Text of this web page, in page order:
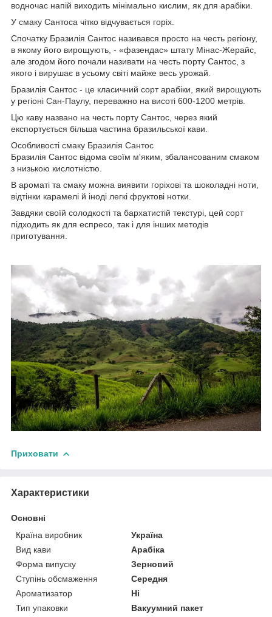
водночас напій виходить мінімально кислим, як для арабіки.
У смаку Сантоса чітко відчувається горіх.
Спочатку Бразилія Сантос називався просто на честь регіону,
в якому його вирощують, - «фазендас» штату Мінас-Жерайс,
але згодом його почали називати на честь порту Сантос, з
якого і вирушає в усьому світі майже весь урожай.
Бразилія Сантос - це класичний сорт арабіки, який вирощують
у регіоні Сан-Паулу, переважно на висоті 600-1200 метрів.
Цю каву названо на честь порту Сантос, через який
експортується більша частина бразильської кави.
Особливості смаку Бразилія Сантос
Бразилія Сантос відома своїм м'яким, збалансованим смаком
з низькою кислотністю.
В ароматі та смаку можна виявити горіхові та шоколадні ноти,
відтінки карамелі й іноді легкі фруктові нотки.
Завдяки своїй солодкості та бархатистій текстурі, цей сорт
підходить як для еспресо, так і для інших методів
приготування.
Приховати
Характеристики
Основні
Країна виробник
Україна
Вид кави
Арабіка
Форма випуску
Зерновий
Ступінь обсмаження
Середня
Ароматизатор
Ні
Тип упаковки
Вакуумний пакет